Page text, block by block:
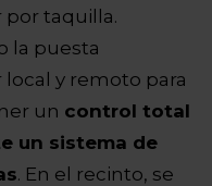
por taquilla.
la puesta
y remoto para
un control total
un sistema de
. En el recinto, se